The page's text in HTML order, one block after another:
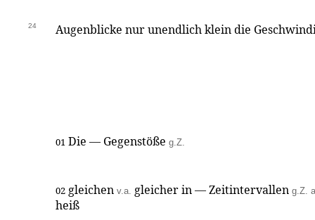
24 Augenblicke nur unendlich klein die
01 Die — Gegenstöße g.Z.
02 gleichen v.a. gleicher in — Zeitintervallen g.Z.
heiß